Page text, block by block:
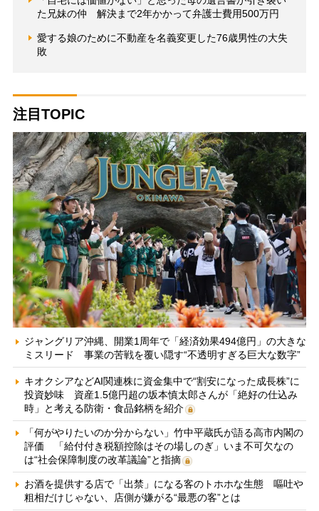
た兄妹の仲 解決まで2年かかって弁護士費用500万円
愛する娘のために不動産を名義変更した76歳男性の大失
敗
注目TOPIC
ジャングリア沖縄、開業1周年で「経済効果494億円」の大きな
ミスリード 事業の苦戦を覆い隠す“不透明すぎる巨大な数字”
キオクシアなどAI関連株に資金集中で“割安になった成長株”に
投資妙味 資産1.5億円超の坂本慎太郎さんが「絶好の仕込み
時」と考える防衛・食品銘柄を紹介
「何がやりたいのか分からない」竹中平蔵氏が語る高市内閣の
評価 「給付付き税額控除はその場しのぎ」いま不可欠なの
は“社会保障制度の改革議論”と指摘
お酒を提供する店で「出禁」になる客のトホホな生態 嘔吐や
粗相だけじゃない、店側が嫌がる“最悪の客”とは